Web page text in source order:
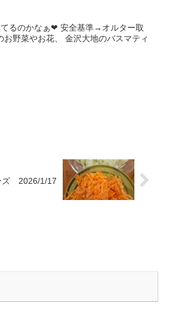
るのかなぁ❤ 安全基準→オルター取
野菜やお花、 金沢大地のバスマティ
ズ 2026/1/17